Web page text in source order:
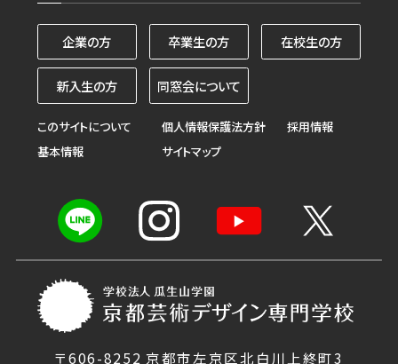
〒606-8252 京都市左京区北白川上終町3
企業の方 卒業生の方 在校生の方
新入生の方 同窓会について
このサイトについて 個人情報保護法方針
採用情報
基本情報
サイトマップ